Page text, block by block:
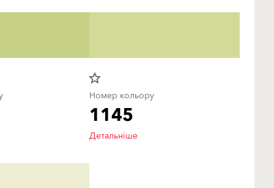
star_border
Номер кольору
1145
Детальніше